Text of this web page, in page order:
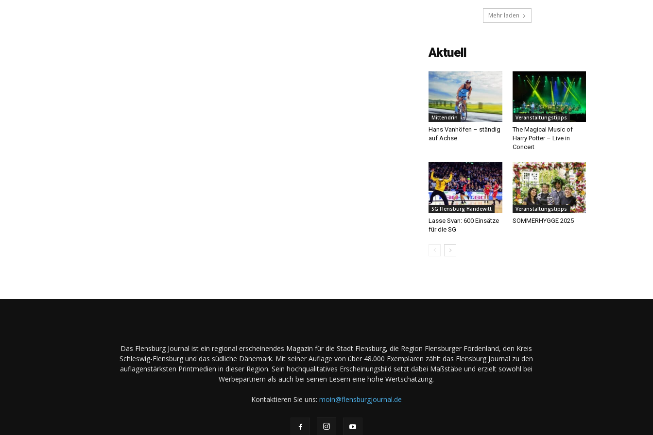
Mehr laden
Aktuell
Mittendrin
Hans Vanhöfen – ständig
auf Achse
Veranstaltungstipps
The Magical Music of
Harry Potter – Live in
Concert
SG Flensburg Handewitt
Lasse Svan: 600 Einsätze
für die SG
Veranstaltungstipps
SOMMERHYGGE 2025
Das Flensburg Journal ist ein regional erscheinendes Magazin für die Stadt Flensburg, die Region Flensburger Fördenland, den Kreis
Schleswig-Flensburg und das südliche Dänemark. Mit seiner Auflage von über 48.000 Exemplaren zählt das Flensburg Journal zu den
auflagenstärksten Printmedien in dieser Region. Sein hochqualitatives Erscheinungsbild setzt dabei Maßstäbe und erzielt sowohl bei
Werbepartnern als auch bei seinen Lesern eine hohe Wertschätzung.
Kontaktieren Sie uns: moin@flensburgjournal.de